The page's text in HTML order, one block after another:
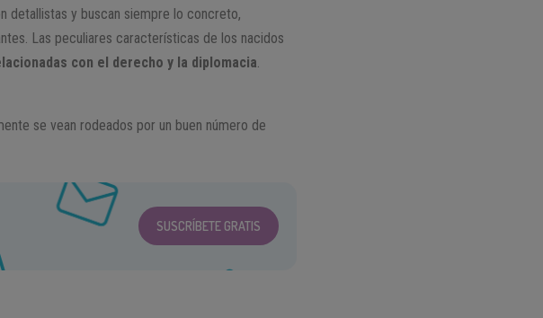
detallistas y buscan siempre lo concreto,
Las peculiares características de los nacidos
con el derecho y la diplomacia.
se vean rodeados por un buen número de
SUSCRÍBETE GRATIS